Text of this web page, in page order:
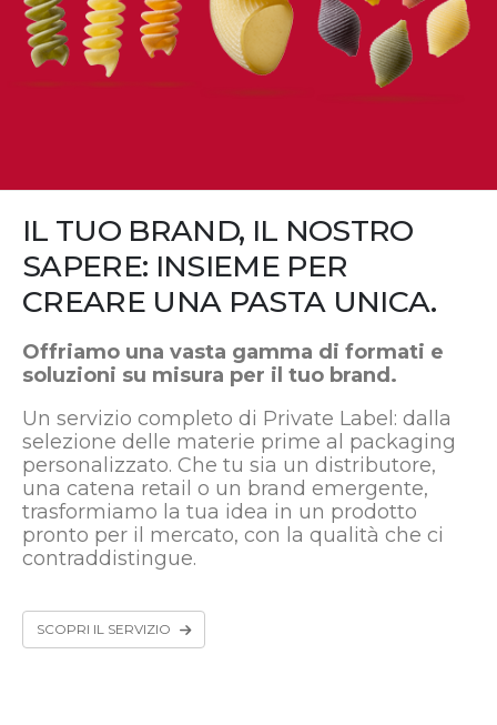
IL TUO BRAND, IL NOSTRO
SAPERE: INSIEME PER
CREARE UNA PASTA UNICA.
Offriamo una vasta gamma di formati e
soluzioni su misura per il tuo brand.
Un servizio completo di Private Label: dalla
selezione delle materie prime al packaging
personalizzato. Che tu sia un distributore,
una catena retail o un brand emergente,
trasformiamo la tua idea in un prodotto
pronto per il mercato, con la qualità che ci
contraddistingue.
SCOPRI IL SERVIZIO